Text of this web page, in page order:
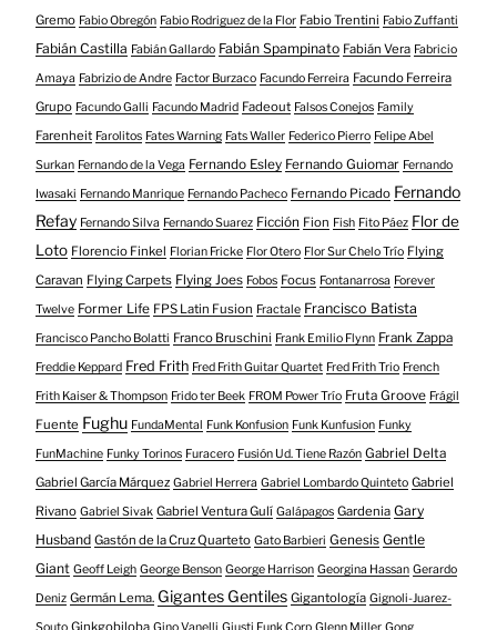
Gremo Fabio Obregón Fabio Rodriguez de la Flor Fabio Trentini Fabio Zuffanti
Fabián Castilla Fabián Gallardo Fabián Spampinato Fabián Vera Fabricio
Amaya Fabrizio de Andre Factor Burzaco Facundo Ferreira Facundo Ferreira
Grupo Facundo Galli Facundo Madrid Fadeout Falsos Conejos Family
Farenheit Farolitos Fates Warning Fats Waller Federico Pierro Felipe Abel
Surkan Fernando de la Vega Fernando Esley Fernando Guiomar Fernando
Iwasaki Fernando Manrique Fernando Pacheco Fernando Picado Fernando
Refay Fernando Silva Fernando Suarez Ficción Fion Fish Fito Páez Flor de
Loto Florencio Finkel Florian Fricke Flor Otero Flor Sur Chelo Trío Flying
Caravan Flying Carpets Flying Joes Fobos Focus Fontanarrosa Forever
Twelve Former Life FPS Latin Fusion Fractale Francisco Batista
Francisco Pancho Bolatti Franco Bruschini Frank Emilio Flynn Frank Zappa
Freddie Keppard Fred Frith Fred Frith Guitar Quartet Fred Frith Trio French
Frith Kaiser & Thompson Frido ter Beek FROM Power Trío Fruta Groove Frágil
Fuente Fughu FundaMental Funk Konfusion Funk Kunfusion Funky
FunMachine Funky Torinos Furacero Fusión Ud. Tiene Razón Gabriel Delta
Gabriel García Márquez Gabriel Herrera Gabriel Lombardo Quinteto Gabriel
Rivano Gabriel Sivak Gabriel Ventura Gulí Galápagos Gardenia Gary
Husband Gastón de la Cruz Quarteto Gato Barbieri Genesis Gentle
Giant Geoff Leigh George Benson George Harrison Georgina Hassan Gerardo
Deniz Germán Lema. Gigantes Gentiles Gigantología Gignoli-Juarez-
Souto Ginkgobiloba Gino Vanelli Giusti Funk Corp Glenn Miller Gong